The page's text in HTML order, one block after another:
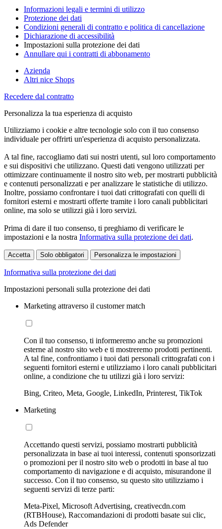
Informazioni legali e termini di utilizzo
Protezione dei dati
Condizioni generali di contratto e politica di cancellazione
Dichiarazione di accessibilità
Impostazioni sulla protezione dei dati
Annullare qui i contratti di abbonamento
Azienda
Altri nice Shops
Recedere dal contratto
Personalizza la tua esperienza di acquisto
Utilizziamo i cookie e altre tecnologie solo con il tuo consenso
individuale per offrirti un'esperienza di acquisto personalizzata.
A tal fine, raccogliamo dati sui nostri utenti, sul loro comportamento
e sui dispositivi che utilizzano. Questi dati vengono utilizzati per
ottimizzare continuamente il nostro sito web, per mostrarti pubblicità
e contenuti personalizzati e per analizzare le statistiche di utilizzo.
Inoltre, possiamo confrontare i tuoi dati crittografati con quelli di
fornitori esterni e mostrarti offerte tramite i loro canali pubblicitari
online, ma solo se utilizzi già i loro servizi.
Prima di dare il tuo consenso, ti preghiamo di verificare le
impostazioni e la nostra Informativa sulla protezione dei dati.
Accetta Solo obbligatori Personalizza le impostazioni
Informativa sulla protezione dei dati
Impostazioni personali sulla protezione dei dati
Marketing attraverso il customer match
Con il tuo consenso, ti informeremo anche su promozioni
esterne al nostro sito web e ti mostreremo prodotti pertinenti.
A tal fine, confrontiamo i tuoi dati personali crittografati con i
seguenti fornitori esterni e utilizziamo i loro canali pubblicitari
online, a condizione che tu utilizzi già i loro servizi:
Bing, Criteo, Meta, Google, LinkedIn, Printerest, TikTok
Marketing
Accettando questi servizi, possiamo mostrarti pubblicità
personalizzata in base ai tuoi interessi, contenuti sponsorizzati
o promozioni per il nostro sito web o prodotti in base al tuo
comportamento di navigazione e di acquisto, misurandone il
successo. Con il tuo consenso, su questo sito utilizziamo i
seguenti servizi di terze parti:
Meta-Pixel, Microsoft Advertising, creativecdn.com
(RTBHouse), Raccomandazioni di prodotti basate sui clic,
Ads Defender